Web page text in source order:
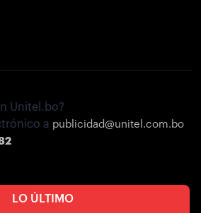
LO ÚLTIMO
Unitel.bo?
a publicidad@unitel.com.bo